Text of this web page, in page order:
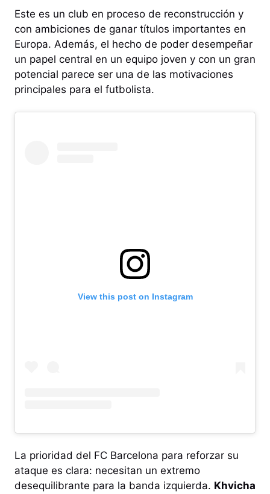
Este es un club en proceso de reconstrucción y
con ambiciones de ganar títulos importantes en
Europa. Además, el hecho de poder desempeñar
un papel central en un equipo joven y con un gran
potencial parece ser una de las motivaciones
principales para el futbolista.
View this post on Instagram
La prioridad del FC Barcelona para reforzar su
ataque es clara: necesitan un extremo
desequilibrante para la banda izquierda. Khvicha